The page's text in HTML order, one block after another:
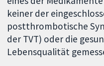
keiner der
postthrombotische
der TVT) oder die
Lebensqualität